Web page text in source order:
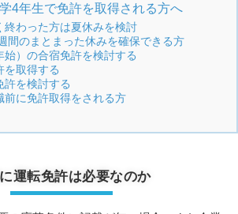
4年生で免許を取得される方へ
終わった方は夏休みを検討
間のまとまった休みを確保できる方
始）の合宿免許を検討する
を取得する
許を検討する
前に免許取得をされる方
運転免許は必要なのか